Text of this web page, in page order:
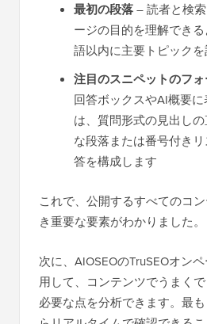
最初の段落– 読者と検
ージの目的を理解でき
語以内に主要トピック
注目のスニペットのフォ
回答ボックスやAI概要
は、質問形式の見出し
な段落または番号付き
答を構成します
これで、公開するすべてのコ
き重要な要素がわかりました。
次に、AIOSEOのTruSEOオン
用して、コンテンツでうまく
必要な点を分析できます。最